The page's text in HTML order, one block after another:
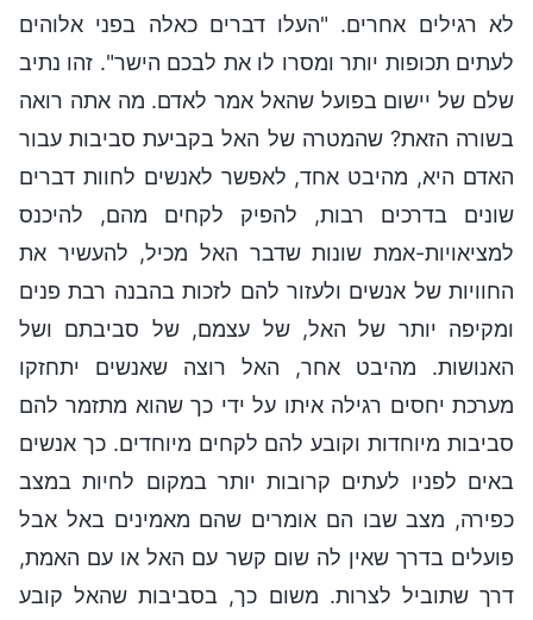
לא רגילים אחרים. "העלו דברים כאלה בפני אלוהים
לעתים תכופות יותר ומסרו לו את לבכם הישר". זהו נתיב
שלם של יישום בפועל שהאל אמר לאדם. מה אתה רואה
בשורה הזאת? שהמטרה של האל בקביעת סביבות עבור
האדם היא, מהיבט אחד, לאפשר לאנשים לחוות דברים
שונים בדרכים רבות, להפיק לקחים מהם, להיכנס
למציאויות-אמת שונות שדבר האל מכיל, להעשיר את
החוויות של אנשים ולעזור להם לזכות בהבנה רבת פנים
ומקיפה יותר של האל, של עצמם, של סביבתם ושל
האנושות. מהיבט אחר, האל רוצה שאנשים יתחזקו
מערכת יחסים רגילה איתו על ידי כך שהוא מתזמר להם
סביבות מיוחדות וקובע להם לקחים מיוחדים. כך אנשים
באים לפניו לעתים קרובות יותר במקום לחיות במצב
כפירה, מצב שבו הם אומרים שהם מאמינים באל אבל
פועלים בדרך שאין לה שום קשר עם האל או עם האמת,
דרך שתוביל לצרות. משום כך, בסביבות שהאל קובע